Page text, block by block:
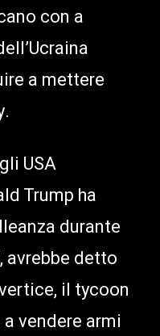
con a
a mettere
USA
Trump ha
durante
avrebbe detto
il tycoon
vendere armi